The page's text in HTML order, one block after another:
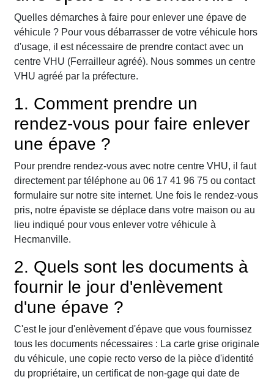
Quelles démarches à faire pour enlever une épave de
véhicule ? Pour vous débarrasser de votre véhicule hors
d'usage, il est nécessaire de prendre contact avec un
centre VHU (Ferrailleur agréé). Nous sommes un centre
VHU agréé par la préfecture.
1. Comment prendre un
rendez-vous pour faire enlever
une épave ?
Pour prendre rendez-vous avec notre centre VHU, il faut
directement par téléphone au 06 17 41 96 75 ou contact
formulaire sur notre site internet. Une fois le rendez-vous
pris, notre épaviste se déplace dans votre maison ou au
lieu indiqué pour vous enlever votre véhicule à
Hecmanville.
2. Quels sont les documents à
fournir le jour d'enlèvement
d'une épave ?
C'est le jour d'enlèvement d'épave que vous fournissez
tous les documents nécessaires : La carte grise originale
du véhicule, une copie recto verso de la pièce d'identité
du propriétaire, un certificat de non-gage qui date de